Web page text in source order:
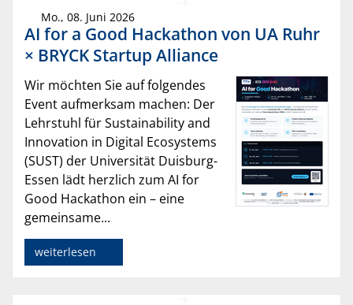
Mo., 08. Juni 2026
AI for a Good Hackathon von UA Ruhr
× BRYCK Startup Alliance
Wir möchten Sie auf folgendes
Event aufmerksam machen: Der
Lehrstuhl für Sustainability and
Innovation in Digital Ecosystems
(SUST) der Universität Duisburg-
Essen lädt herzlich zum AI for
Good Hackathon ein – eine
gemeinsame...
weiterlesen